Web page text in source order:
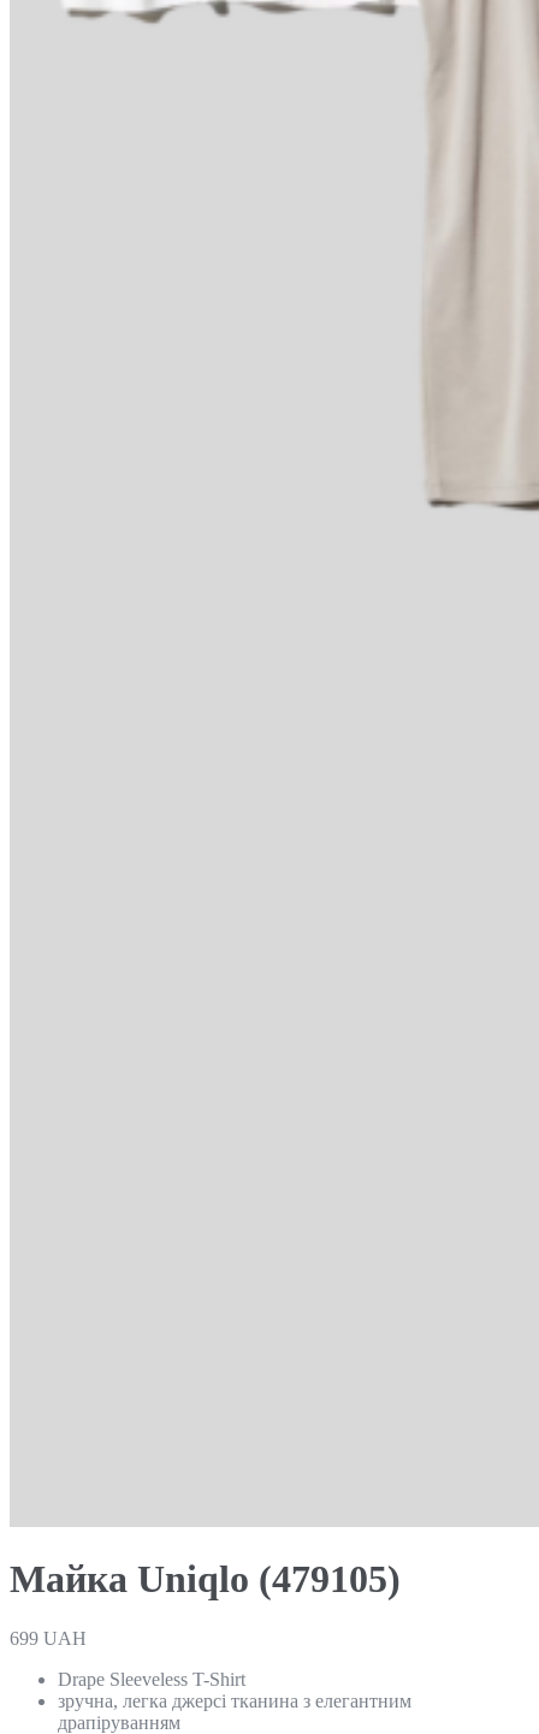
Майка Uniqlo (479105)
699 UAH
Drape Sleeveless T-Shirt
зручна, легка джерсі тканина з елегантним
драпіруванням